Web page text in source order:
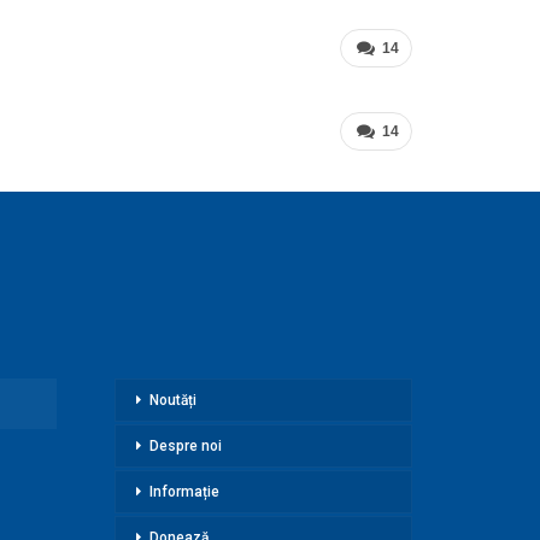
14
14
Noutăți
Despre noi
Informație